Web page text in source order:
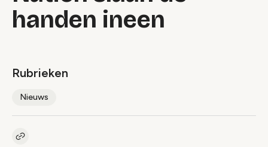
handen ineen
Rubrieken
Nieuws
Kopieer link naar artikel